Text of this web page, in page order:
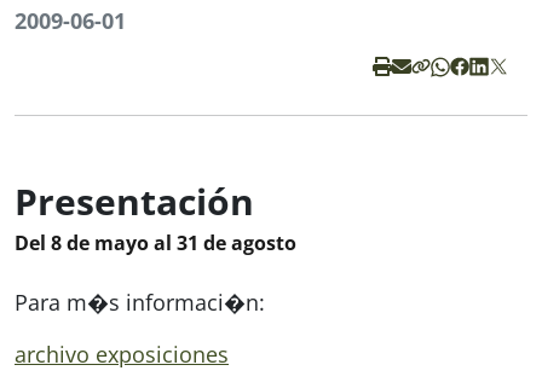
2009-06-01
Presentación
Del 8 de mayo al 31 de agosto
Para m�s informaci�n:
archivo exposiciones